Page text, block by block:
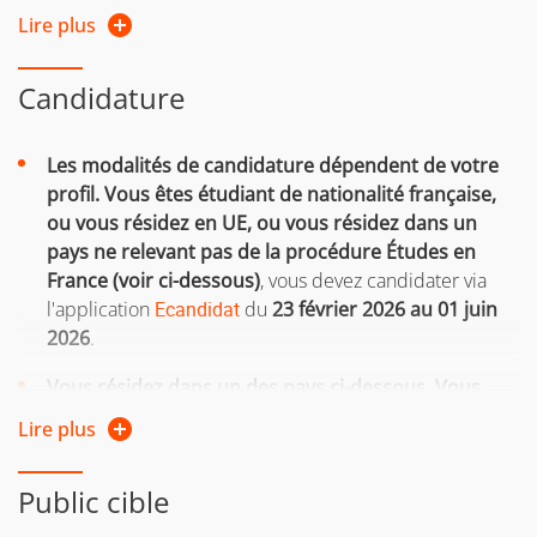
si vous reprenez vos études après 2 ans d'interruption
d'études
ou si vous suiviez une formation sous le régime
ou si vous êtes salarié, demandeur d'emploi, travailleur
indépendant
Si vous n'avez pas le diplôme requis pour intégrer la
formation, vous pouvez entreprendre une démarche
devalidation des acquis personnels et professionnels
Pour plus d'informations, consultez la page web de la
Vous trouvereziciles informations complémentaires
Lire plus
Candidature
Les modalités de candidature dépendent de votre
profil.Vous êtes étudiant de nationalité française,
ou vous résidez en UE, ou vous résidez dans un
pays ne relevant pas de la procédure Études en
France (voir ci-dessous), vous devez candidater via
l'application Ecandidat du 23février 2026 au 01 juin
2026.
Vous résidez dans un des pays ci-dessous. Vous
relevez donc de la procédure Études en France :
saisie des candidatures en ligne
France.
Lire plus
Public cible